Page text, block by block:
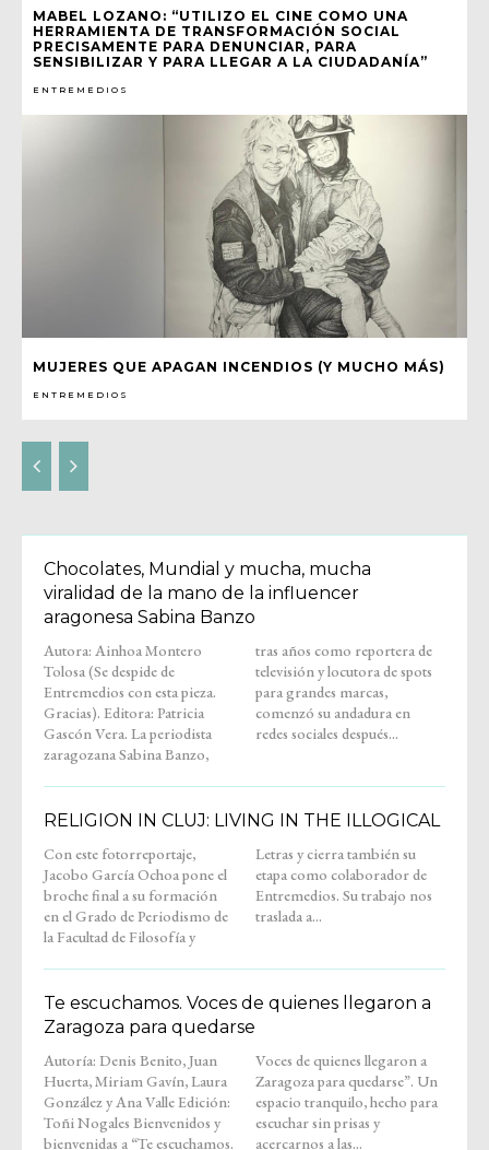
MABEL LOZANO: “UTILIZO EL CINE COMO UNA
HERRAMIENTA DE TRANSFORMACIÓN SOCIAL
PRECISAMENTE PARA DENUNCIAR, PARA
SENSIBILIZAR Y PARA LLEGAR A LA CIUDADANÍA”
ENTREMEDIOS
MUJERES QUE APAGAN INCENDIOS (Y MUCHO MÁS)
ENTREMEDIOS
Chocolates, Mundial y mucha, mucha
viralidad de la mano de la influencer
aragonesa Sabina Banzo
Autora: Ainhoa Montero
Tolosa (Se despide de
Entremedios con esta pieza.
Gracias). Editora: Patricia
Gascón Vera. La periodista
zaragozana Sabina Banzo,
tras años como reportera de
televisión y locutora de spots
para grandes marcas,
comenzó su andadura en
redes sociales después...
RELIGION IN CLUJ: LIVING IN THE ILLOGICAL
Con este fotorreportaje,
Jacobo García Ochoa pone el
broche final a su formación
en el Grado de Periodismo de
la Facultad de Filosofía y
Letras y cierra también su
etapa como colaborador de
Entremedios. Su trabajo nos
traslada a...
Te escuchamos. Voces de quienes llegaron a
Zaragoza para quedarse
Autoría: Denis Benito, Juan
Huerta, Miriam Gavín, Laura
González y Ana Valle Edición:
Toñi Nogales Bienvenidos y
bienvenidas a “Te escuchamos.
Voces de quienes llegaron a
Zaragoza para quedarse”. Un
espacio tranquilo, hecho para
escuchar sin prisas y
acercarnos a las...